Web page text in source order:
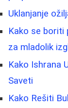
Uklanjanje
Kako se boriti
za mladolik
Kako Ishrana
Saveti
Kako Rešiti